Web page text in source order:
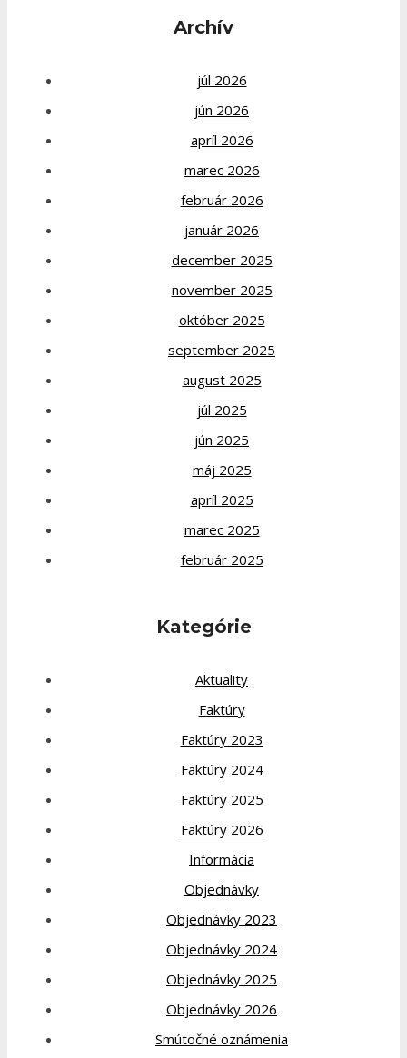
Archív
júl 2026
jún 2026
apríl 2026
marec 2026
február 2026
január 2026
december 2025
november 2025
október 2025
september 2025
august 2025
júl 2025
jún 2025
máj 2025
apríl 2025
marec 2025
február 2025
Kategórie
Aktuality
Faktúry
Faktúry 2023
Faktúry 2024
Faktúry 2025
Faktúry 2026
Informácia
Objednávky
Objednávky 2023
Objednávky 2024
Objednávky 2025
Objednávky 2026
Smútočné oznámenia